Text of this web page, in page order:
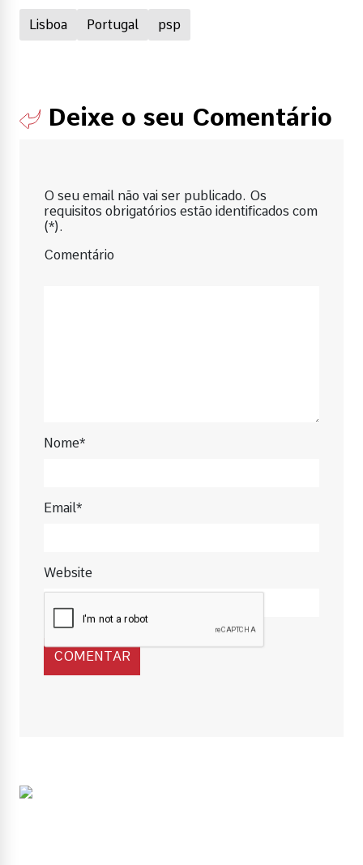
Lisboa Portugal psp
Deixe o seu Comentário
O seu email não vai ser publicado. Os
requisitos obrigatórios estão identificados com
(*).
Comentário
Nome*
Email*
Website